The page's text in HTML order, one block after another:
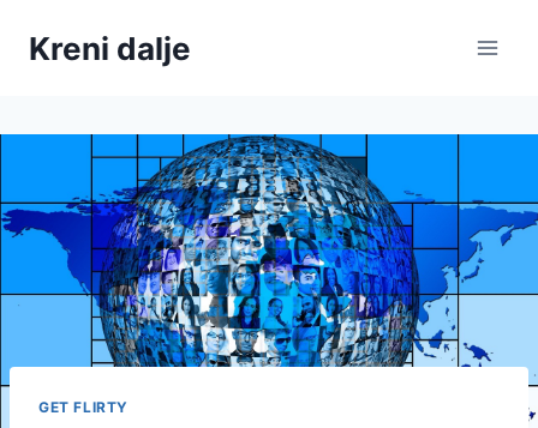
Kreni dalje
GET FLIRTY